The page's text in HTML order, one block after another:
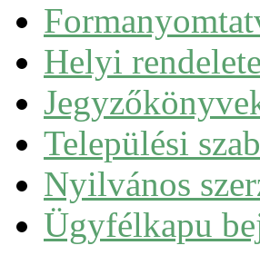
Helyi
Települési
Nyilvános
Ügyfélkapu